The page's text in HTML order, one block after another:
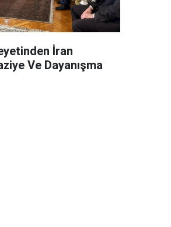
İran
Ve Dayanışma